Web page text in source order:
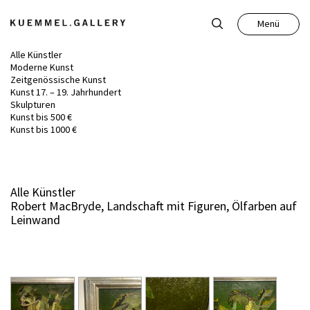
Kunst
Auktion
Über uns
Menü
Alle Künstler
Moderne Kunst
Zeitgenössische Kunst
Kunst 17. – 19. Jahrhundert
Skulpturen
Kunst bis 500 €
Kunst bis 1000 €
Alle Künstler
Robert MacBryde, Landschaft mit Figuren, Ölfarben auf
Leinwand